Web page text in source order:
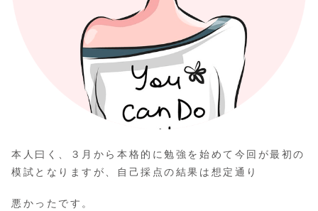
本人曰く、３月から本格的に勉強を始めて今回が最初の
模試となりますが、自己採点の結果は想定通り
悪かったです。